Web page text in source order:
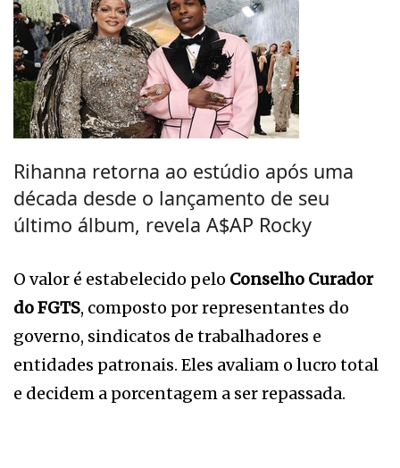
Rihanna retorna ao estúdio após uma
década desde o lançamento de seu
último álbum, revela A$AP Rocky
O valor é estabelecido pelo Conselho Curador
do FGTS, composto por representantes do
governo, sindicatos de trabalhadores e
entidades patronais. Eles avaliam o lucro total
e decidem a porcentagem a ser repassada.